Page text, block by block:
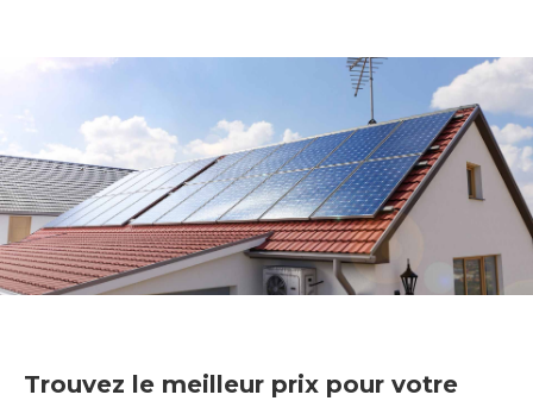
Trouvez le meilleur prix pour votre